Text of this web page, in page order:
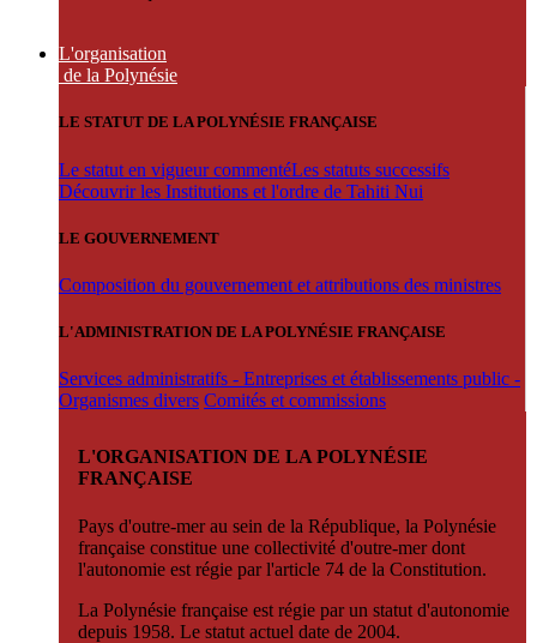
L'organisation
de la Polynésie
LE STATUT DE LA POLYNÉSIE FRANÇAISE
Le statut en vigueur commentéLes statuts successifs
Découvrir les Institutions et l'ordre de Tahiti Nui
LE GOUVERNEMENT
Composition du gouvernement et attributions des ministres
L'ADMINISTRATION DE LA POLYNÉSIE FRANÇAISE
Services administratifs - Entreprises et établissements public -
Organismes divers Comités et commissions
L'ORGANISATION DE LA POLYNÉSIE
FRANÇAISE
Pays d'outre-mer au sein de la République, la Polynésie
française constitue une collectivité d'outre-mer dont
l'autonomie est régie par l'article 74 de la Constitution.
La Polynésie française est régie par un statut d'autonomie
depuis 1958. Le statut actuel date de 2004.